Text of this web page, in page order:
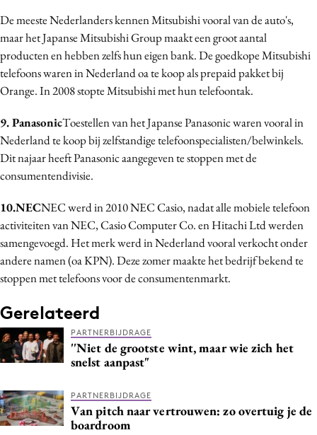
De meeste Nederlanders kennen Mitsubishi vooral van de auto's,
maar het Japanse Mitsubishi Group maakt een groot aantal
producten en hebben zelfs hun eigen bank. De goedkope Mitsubishi
telefoons waren in Nederland oa te koop als prepaid pakket bij
Orange. In 2008 stopte Mitsubishi met hun telefoontak.
9. PanasonicToestellen van het Japanse Panasonic waren vooral in
Nederland te koop bij zelfstandige telefoonspecialisten/belwinkels.
Dit najaar heeft Panasonic aangegeven te stoppen met de
consumentendivisie.
10.NECNEC werd in 2010 NEC Casio, nadat alle mobiele telefoon
activiteiten van NEC, Casio Computer Co. en Hitachi Ltd werden
samengevoegd. Het merk werd in Nederland vooral verkocht onder
andere namen (oa KPN). Deze zomer maakte het bedrijf bekend te
stoppen met telefoons voor de consumentenmarkt.
Gerelateerd
PARTNERBIJDRAGE
''Niet de grootste wint, maar wie zich het
snelst aanpast"
PARTNERBIJDRAGE
Van pitch naar vertrouwen: zo overtuig je de
boardroom